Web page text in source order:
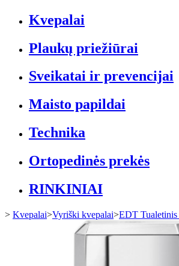
Kvepalai
Plaukų priežiūrai
Sveikatai ir prevencijai
Maisto papildai
Technika
Ortopedinės prekės
RINKINIAI
> Kvepalai>Vyriški kvepalai>EDT Tualetinis